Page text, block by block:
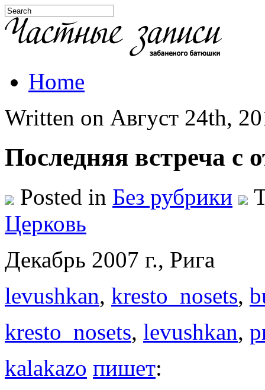
Home
Written on Август 24th,
Последняя встреча с
Posted in Без рубрики
Церковь
Декабрь 2007 г., Рига
levushkan, kresto_nosets,
kresto_nosets, levushkan,
kalakazo пишет: